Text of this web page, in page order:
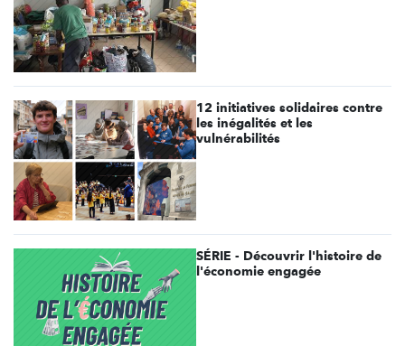
12 initiatives solidaires contre
les inégalités et les
vulnérabilités
SÉRIE - Découvrir l'histoire de
l'économie engagée